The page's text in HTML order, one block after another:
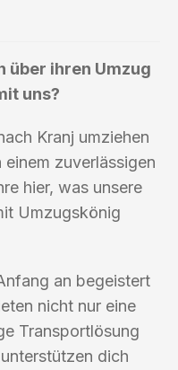
über ihren Umzug
uns?
Kranj umziehen
zuverlässigen
hier, was unsere
Umzugskönig
an begeistert
nicht nur eine
Transportlösung
dich